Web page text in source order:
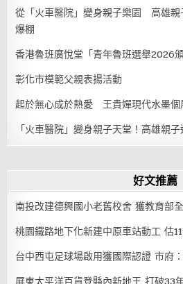
從「火車醫院」變身親子樂園 高雄親
爆棚
香港魯班廣悅堂「青年魯班選舉2026
彰化市模範父親表揚活動
起於無心成於熱愛 王貴嬋現代水墨個
「火車醫院」變身親子天堂！高雄親
好文推薦
南投改建德興國小老舊校舍 獲教育部
桃園鐵路地下化新建中原車站動工 估
台中西屯足球場啟用獲國際認證 市府